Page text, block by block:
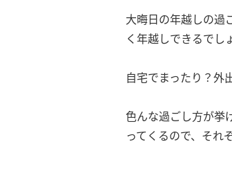
大晦日の年越しの過
く年越しできるでし
自宅でまったり？外
色んな過ごし方が挙
ってくるので、それ